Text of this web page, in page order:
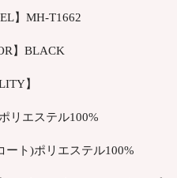
】MH-T1662
】BLACK
】
リエステル100%
ート)ポリエステル100%